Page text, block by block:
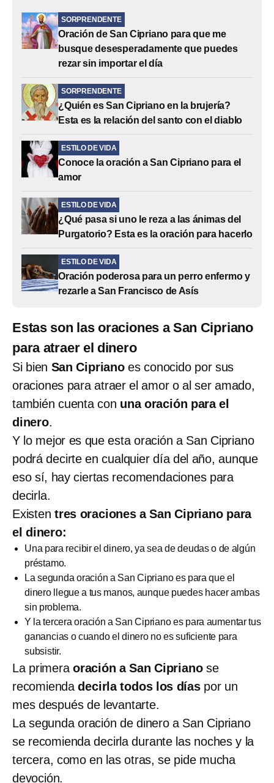
SORPRENDENTE
Oración de San Cipriano para que me
busque desesperadamente que puedes
rezar sin importar el día
SORPRENDENTE
¿Quién es San Cipriano en la brujería?
Esta es la relación del santo con el diablo
ESTILO DE VIDA
Conoce la oración a San Cipriano para el
amor
ESTILO DE VIDA
¿Qué pasa si uno le reza a las ánimas del
Purgatorio? Esta es la oración para hacerlo
ESTILO DE VIDA
Oración poderosa para un perro enfermo y
rezarle a San Francisco de Asís
Estas son las oraciones a San Cipriano
para atraer el dinero
Si bien San Ciprianoes conocido por sus
oraciones para atraer el amor o al ser amado,
también cuenta con una oración para el
dinero.
Y lo mejor es que esta oración a San Cipriano
podrá decirte en cualquier día del año, aunque
eso sí, hay ciertas recomendaciones para
decirla.
Existen tres oraciones a San Cipriano para
el dinero:
Una para recibir el dinero, ya sea de deudas o de algún
préstamo.
La segunda oración a San Cipriano es para que el
dinero llegue a tus manos, aunque puedes hacer ambas
sin problema.
Y la tercera oración a San Cipriano es para aumentar tus
ganancias o cuando el dinero no es suficiente para
subsistir.
La primeraoración a San Ciprianose
recomienda decirla todos los díaspor un
mes después de levantarte.
La segunda oración de dinero a San Cipriano
se recomienda decirla durante las noches y la
tercera, como en las otras, se pide mucha
devoción.